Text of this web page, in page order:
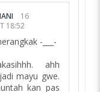
16
18:52
-___-
ahh
mayu gwe.
kan pas